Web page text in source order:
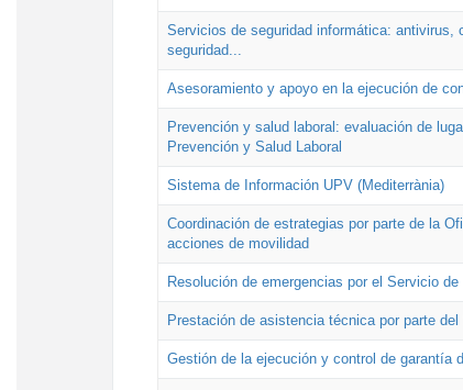
Servicios de seguridad informática: antivirus,
seguridad...
Asesoramiento y apoyo en la ejecución de
Prevención y salud laboral: evaluación de
Prevención y Salud Laboral
Sistema de Información UPV (Mediterrània)
Coordinación de estrategias por parte de la
acciones de movilidad
Resolución de emergencias por el Servicio
Prestación de asistencia técnica por parte
Gestión de la ejecución y control de garantía